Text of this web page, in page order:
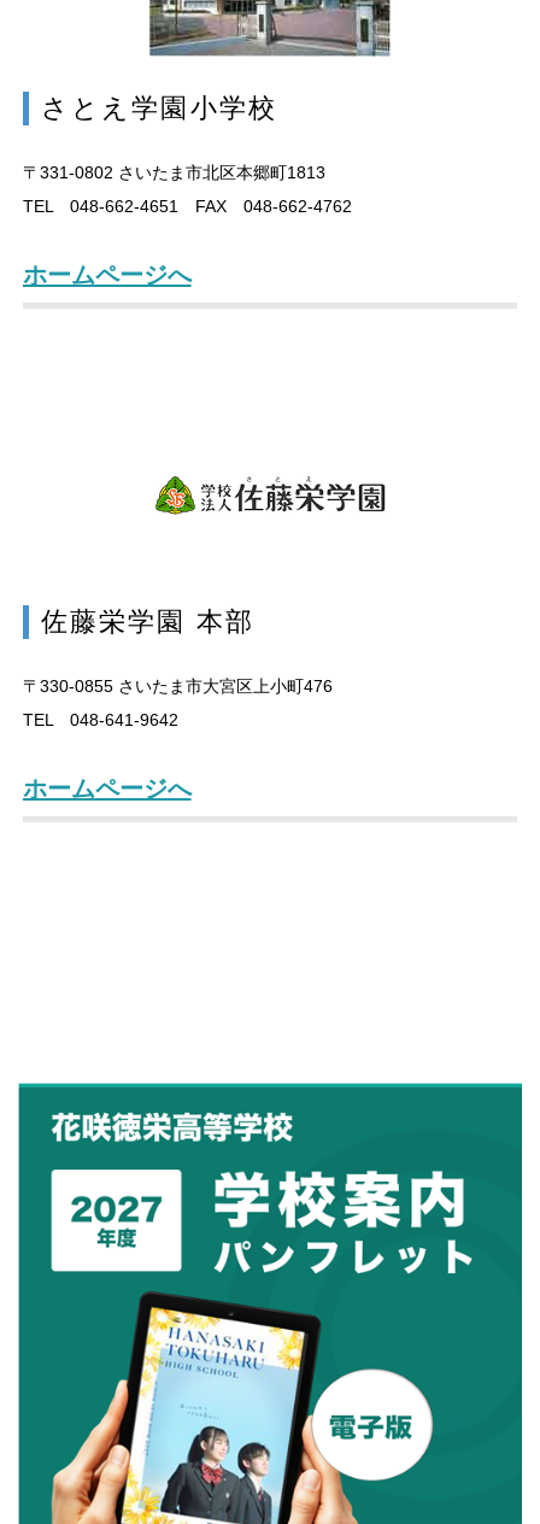
さとえ学園小学校
〒331-0802 さいたま市北区本郷町1813
TEL 048-662-4651 FAX 048-662-4762
ホームページへ
佐藤栄学園 本部
〒330-0855さいたま市大宮区上小町476
TEL 048-641-9642
ホームページへ